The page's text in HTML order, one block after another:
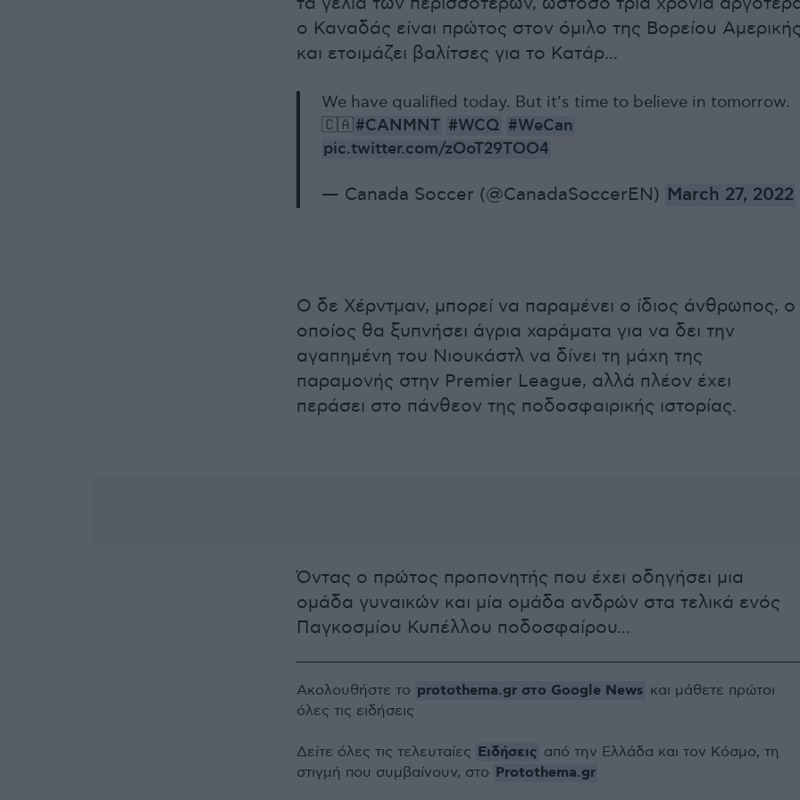
ο Καναδάς είναι πρώτος στον όμιλο της Βορείου
και ετοιμάζει βαλίτσες για το Κατάρ...
We have qualified today. But it’s time to believe in tomorrow.
🇨🇦#CANMNT #WCQ #WeCan
pic.twitter.com/zOoT29TOO4
— Canada Soccer (@CanadaSoccerEN) March 27, 2022
Ο δε Χέρντμαν, μπορεί να παραμένει ο ίδιος άνθρωπος, ο
οποίος θα ξυπνήσει άγρια χαράματα για να δει την
αγαπημένη του Νιουκάστλ να δίνει τη μάχη της
παραμονής στην Premier League, αλλά πλέον έχει
περάσει στο πάνθεον της ποδοσφαιρικής ιστορίας.
Όντας ο πρώτος προπονητής που έχει οδηγήσει μια
ομάδα γυναικών και μία ομάδα ανδρών στα τελικά ενός
Παγκοσμίου Κυπέλλου ποδοσφαίρου...
Ακολουθήστε το protothema.gr στο Google News και μάθετε πρώτοι
όλες τις ειδήσεις
Δείτε όλες τις τελευταίες Ειδήσεις από την Ελλάδα και τον Κόσμο, τη
στιγμή που συμβαίνουν, στο Protothema.gr